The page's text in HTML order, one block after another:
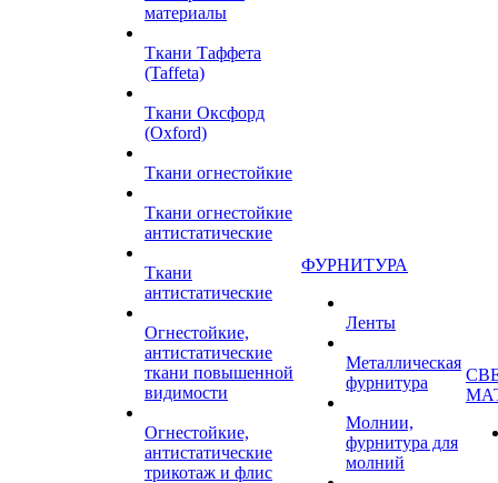
материалы
Ткани Таффета
(Taffeta)
Ткани Оксфорд
(Oxford)
Ткани огнестойкие
Ткани огнестойкие
антистатические
Ткани
антистатические
Огнестойкие,
антистатические
ткани повышенной
видимости
Огнестойкие,
антистатические
трикотаж и флис
ФУРНИТУРА
Ленты
Металлическая
фурнитура
Молнии,
фурнитура для
молний